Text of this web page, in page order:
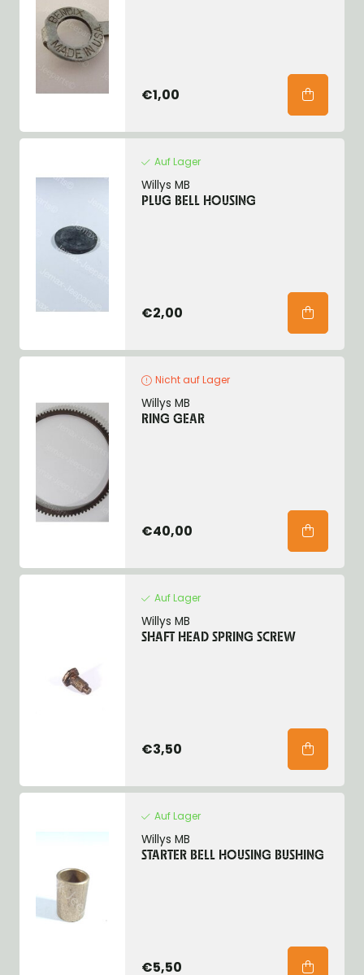
€1,00
Auf Lager
Willys MB
PLUG BELL HOUSING
€2,00
Nicht auf Lager
Willys MB
RING GEAR
€40,00
Auf Lager
Willys MB
SHAFT HEAD SPRING SCREW
€3,50
Auf Lager
Willys MB
STARTER BELL HOUSING BUSHING
€5,50